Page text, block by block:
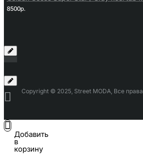
Добавить
в
корзину
8500р.
Copyright © 2025, Street MODA, Все